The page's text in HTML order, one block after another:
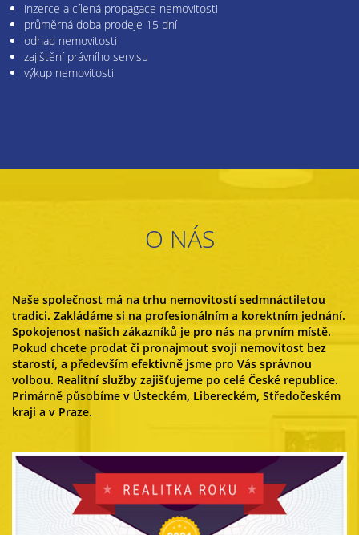
inzerce a cílená propagace nemovitosti
průměrná doba prodeje 15 dní
odhad nemovitosti
zajištění právního servisu
výkup nemovitosti
O NÁS
Naše společnost má na trhu nemovitostí sedmnáctiletou
tradici. Zakládáme si na profesionálním a korektním jednání.
Spokojenost našich zákazníků je pro nás na prvním místě.
Pokud chcete prodat či pronajmout svoji nemovitost bez
starostí, a především efektivně jsme pro Vás správnou
volbou. Realitní služby zajišťujeme po celé České republice.
Primárně působíme v Ústeckém, Libereckém, Středočeském
kraji a v Praze.